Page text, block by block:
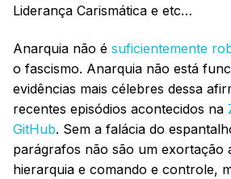
Liderança Carismática e etc…
Anarquia não é suficientemente
o fascismo. Anarquia não está
evidências mais célebres dessa
recentes episódios acontecidos na
GitHub. Sem a falácia do
parágrafos não são um exortação
hierarquia e comando e controle,